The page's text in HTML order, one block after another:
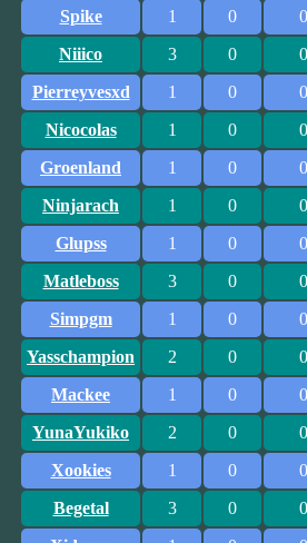
Spike
1 0 0
Niiico
3 0 0
Pierreyvesxd
1 0 0
Nicocolas
1 0 0
Groenland
1 0 0
Ninjarach
1 0 0
Glupss
1 0 0
Matleboss
3 0 0
Simpgm
1 0 0
Yasschampion
2 0 0
Mackee
1 0 0
YunaYukiko
2 0 0
Xookies
1 0 0
Begetal
3 0 0